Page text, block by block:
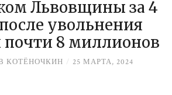
Львовщины за 4
увольнения
почти 8 миллионов
КОТЁНОЧКИН / 25 МАРТА, 2024